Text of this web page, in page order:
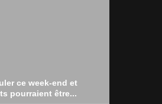
ce week-end et
pourraient être...